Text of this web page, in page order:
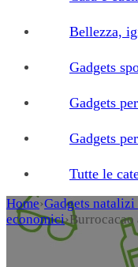
Bellezza,
Gadgets
Gadgets
Gadgets
Tutte le
Home›Gadgets
economici›Burrocacao